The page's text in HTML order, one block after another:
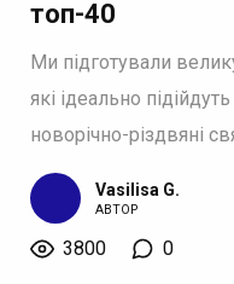
топ-40
Ми підготували
які ідеально
новорічно-різдвяні
Vasilisa G.
АВТОР
3800 0